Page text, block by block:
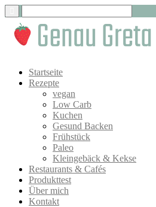
Startseite
Rezepte
vegan
Low Carb
Kuchen
Gesund Backen
Frühstück
Paleo
Kleingebäck & Kekse
Restaurants & Cafés
Produkttest
Über mich
Kontakt